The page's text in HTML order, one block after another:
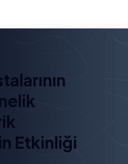
Etkinliği